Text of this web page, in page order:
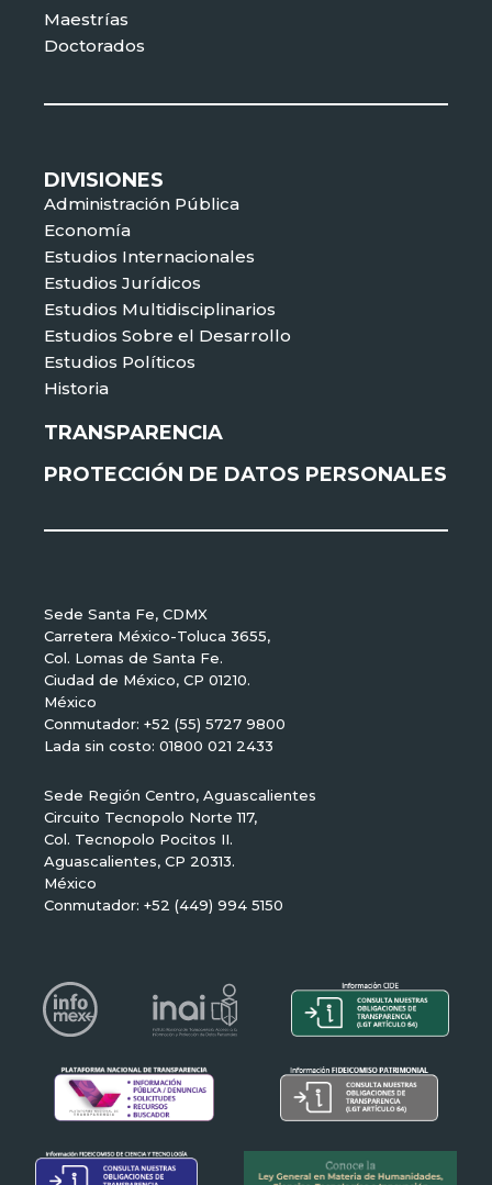
Maestrías
Doctorados
DIVISIONES
Administración Pública
Economía
Estudios Internacionales
Estudios Jurídicos
Estudios Multidisciplinarios
Estudios Sobre el Desarrollo
Estudios Políticos
Historia
TRANSPARENCIA
PROTECCIÓN DE DATOS PERSONALES
Sede Santa Fe, CDMX
Carretera México-Toluca 3655,
Col. Lomas de Santa Fe.
Ciudad de México, CP 01210.
México
Conmutador: +52 (55) 5727 9800
Lada sin costo: 01800 021 2433
Sede Región Centro, Aguascalientes
Circuito Tecnopolo Norte 117,
Col. Tecnopolo Pocitos II.
Aguascalientes, CP 20313.
México
Conmutador: +52 (449) 994 5150